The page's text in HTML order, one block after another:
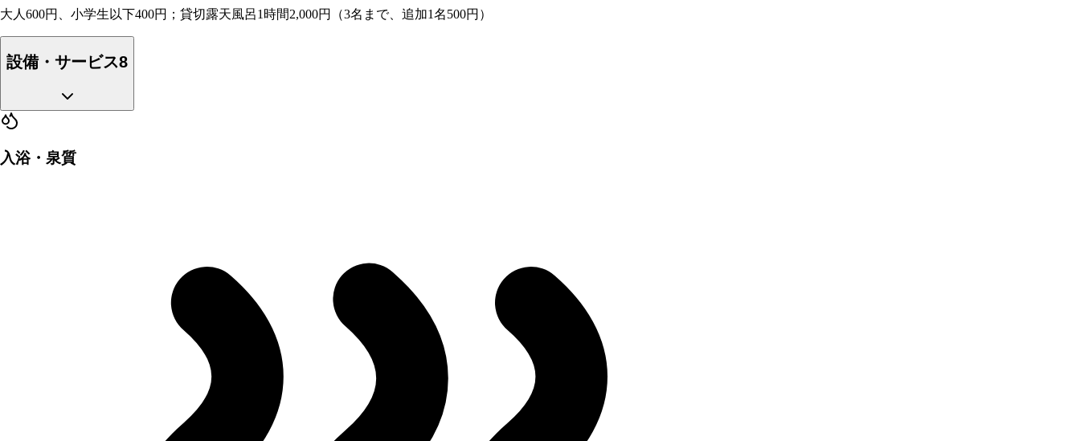
大人600円、小学生以下400円；貸切露天風呂1時間2,000円（3名まで、追加1名500円）
設備・サービス8
入浴・泉質